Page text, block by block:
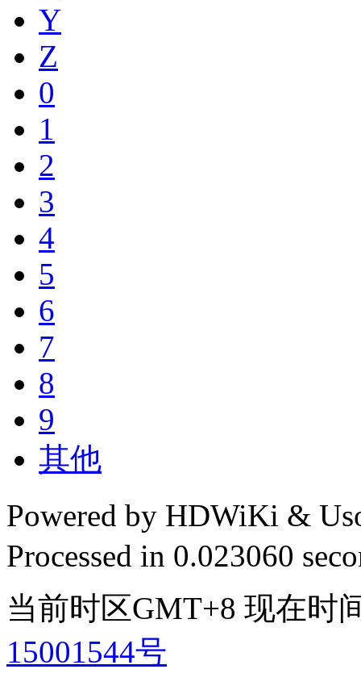
Y
Z
0
1
2
3
4
5
6
7
8
9
其他
Powered by HDWiKi &
Processed in 0.023060
当前时区GMT+8 现在时
15001544号